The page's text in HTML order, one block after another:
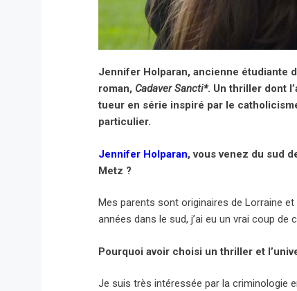
Jennifer Holparan, ancienne étudiante
roman, Cadaver Sancti*. Un thriller dont
tueur en série inspiré par le
particulier.
Jennifer Holparan, vous venez du sud
Metz ?
Mes parents sont originaires de Lorraine
années dans le sud, j’ai eu un vrai coup
Pourquoi avoir choisi un thriller et
Je suis très intéressée par la criminologie